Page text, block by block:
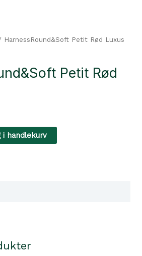
HarnessRound&Soft Petit Rød Luxus
Petit Rød
i handlekurv